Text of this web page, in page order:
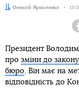
Автор:
Олексій Ярмоленко
Президент
про зміни до
бюро. Він має на
відповідність до